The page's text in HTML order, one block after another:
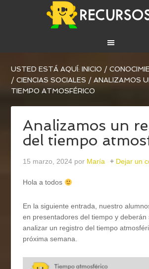
USTED ESTÁ AQUÍ:INICIO /
/ CIENCIAS SOCIALES / ANALIZAMOS
TIEMPO ATMOSFÉRICO
Analizamos un
del tiempo
15 marzo, 2024 por María Dejar un
Hola a todos
En la siguiente entrada, nuestro
en presentadores del tiempo y deberán
analizar un registro del tiempo
próxima semana.